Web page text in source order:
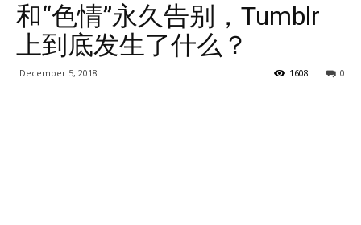
和“色情”永久告别，Tumblr
上到底发生了什么？
December 5, 2018 0
1608